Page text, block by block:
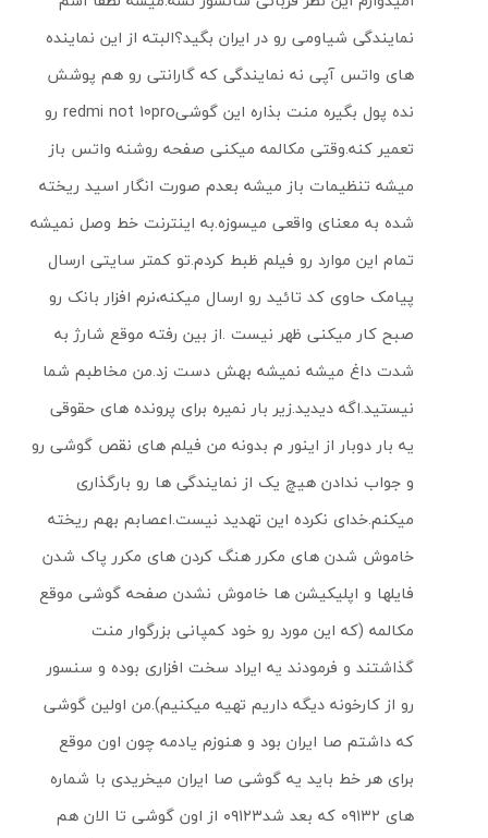
نمایندگی شیاومی رو در ایران بگید؟البته از این نماینده
های واتس آپی نه نمایندگی که گارانتی رو هم پوشش
نده پول بگیره منت بذاره این گوشیredmi not 10pro رو
تعمیر کنه.وقتی مکالمه میکنی صفحه روشنه واتس باز
میشه تنظیمات باز میشه بعدم صورت انگار اسید ریخته
شده به معنای واقعی میسوزه.به اینترنت خط وصل نمیشه
تمام این موارد رو فیلم ظبط کردم.تو کمتر سایتی ارسال
پیامک حاوی کد تائید رو ارسال میکنه،نرم افزار بانک رو
صبح کار میکنی ظهر نیست .از بین رفته موقع شارژ به
شدت داغ میشه نمیشه بهش دست زد.من مخاطبم شما
نیستید.اگه دیدید.زیر بار نمیره برای پرونده های حقوقی
یه بار دوبار از اینور م بدونه من فیلم های نقص گوشی رو
و جواب ندادن هیچ یک از نمایندگی ها رو بارگذاری
میکنم.خدای نکرده این تهدید نیست.اعصابم بهم ریخته
خاموش شدن های مکرر هنگ کردن های مکرر پاک شدن
فایلها و اپلیکیشن ها خاموش نشدن صفحه گوشی موقع
مکالمه (که این مورد رو خود کمپانی بزرگوار منت
گذاشتند و فرمودند یه ایراد سخت افزاری بوده و سنسور
رو از کارخونه دیگه داریم تهیه میکنیم).من اولین گوشی
که داشتم صا ایران بود و هنوزم یادمه چون اون موقع
برای هر خط باید یه گوشی صا ایران میخریدی با شماره
های ۰۹۱۳۲ که بعد شد۰۹۱۲۳ از اون گوشی تا الان هم